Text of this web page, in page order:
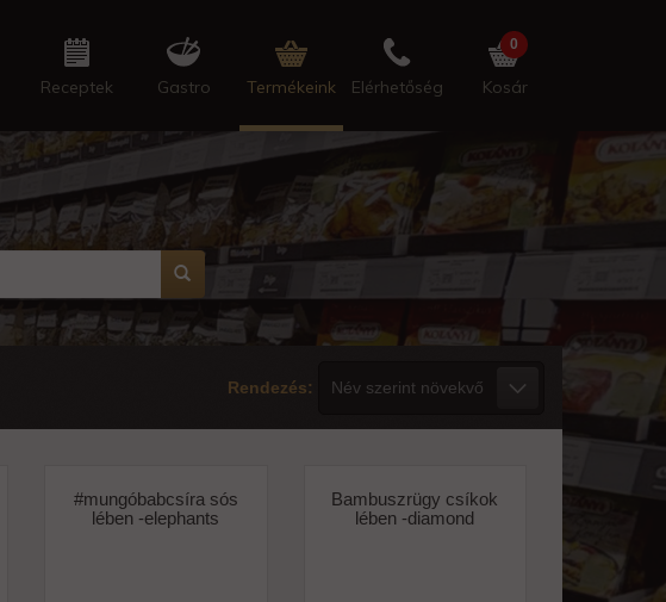
Receptek Gastro Termékeink Elérhetőség Kosár
0
Rendezés:
#mungóbabcsíra sós
lében -elephants
Bambuszrügy csíkok
lében -diamond